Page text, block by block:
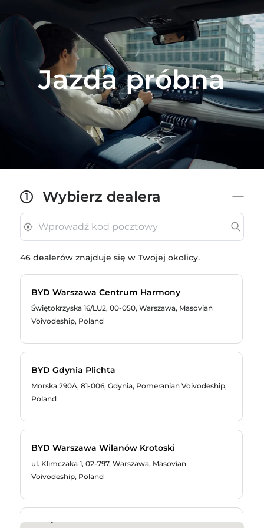
Jazda próbna
1 Wybierz dealera
46 dealerów znajduje się w Twojej okolicy.
BYD Warszawa Centrum Harmony
Świętokrzyska 16/LU2, 00-050, Warszawa, Masovian
Voivodeship, Poland
453 263 867
BYD Gdynia Plichta
Morska 290A, 81-006, Gdynia, Pomeranian Voivodeship,
Poland723723400
BYD Warszawa Wilanów Krotoski
ul. Klimczaka 1, 02-797, Warszawa, Masovian
Voivodeship, Poland
736 203 145
byd@krotoski.com
BYD Bydgoszcz Plichta